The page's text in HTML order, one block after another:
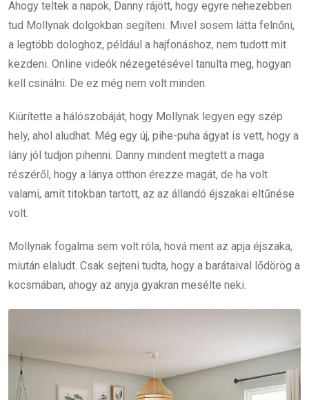
Ahogy teltek a napok, Danny rájött, hogy egyre nehezebben
tud Mollynak dolgokban segíteni. Mivel sosem látta felnőni,
a legtöbb dologhoz, például a hajfonáshoz, nem tudott mit
kezdeni. Online videók nézegetésével tanulta meg, hogyan
kell csinálni. De ez még nem volt minden.
Kiürítette a hálószobáját, hogy Mollynak legyen egy szép
hely, ahol aludhat. Még egy új, pihe-puha ágyat is vett, hogy a
lány jól tudjon pihenni. Danny mindent megtett a maga
részéről, hogy a lánya otthon érezze magát, de ha volt
valami, amit titokban tartott, az az állandó éjszakai eltűnése
volt.
Mollynak fogalma sem volt róla, hová ment az apja éjszaka,
miután elaludt. Csak sejteni tudta, hogy a barátaival lődörög a
kocsmában, ahogy az anyja gyakran mesélte neki.